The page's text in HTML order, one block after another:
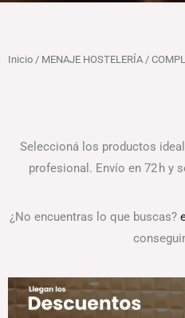
Inicio / MENAJE HOSTELERÍA /
Seleccioná los productos
profesional. Envío en 72 h y
¿No encuentras lo que buscas?